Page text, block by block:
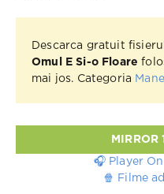
Descarca gratuit
Omul E Si-o Floare
mai jos. Categoria
MIRROR
🎧 Player
🍿 Filme